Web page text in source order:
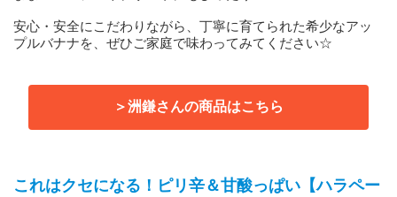
安心・安全にこだわりながら、丁寧に育てられた希少なアッ
プルバナナを、ぜひご家庭で味わってみてください☆
＞洲鎌さんの商品はこちら
これはクセになる！ピリ辛＆甘酸っぱい【ハラペー